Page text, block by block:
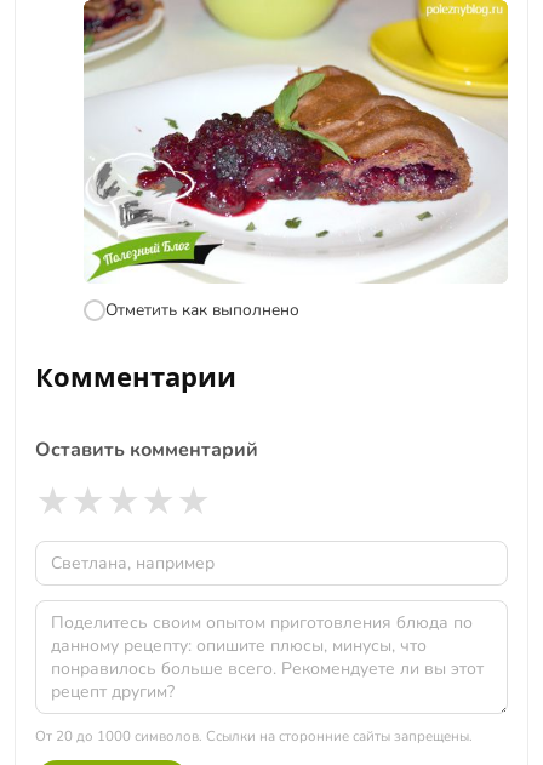
Отметить как выполнено
Комментарии
Оставить комментарий
★★★★★
От 20 до 1000 символов. Ссылки на сторонние сайты запрещены.